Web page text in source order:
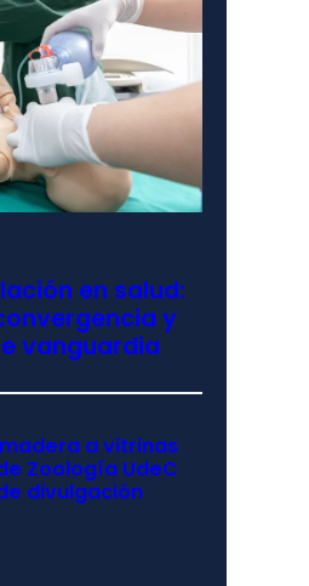
en salud:
y
vanguardia
a vitrinas
Zoología UdeC
divulgación